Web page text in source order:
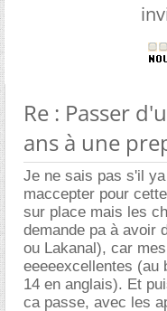
Re : Passer
ans à une
Je ne sais pas s'il
maccepter pour
sur place mais les
demande pa à avoir
ou Lakanal), car
eeeeexcellentes (au
14 en anglais). Et
ca passe, avec les